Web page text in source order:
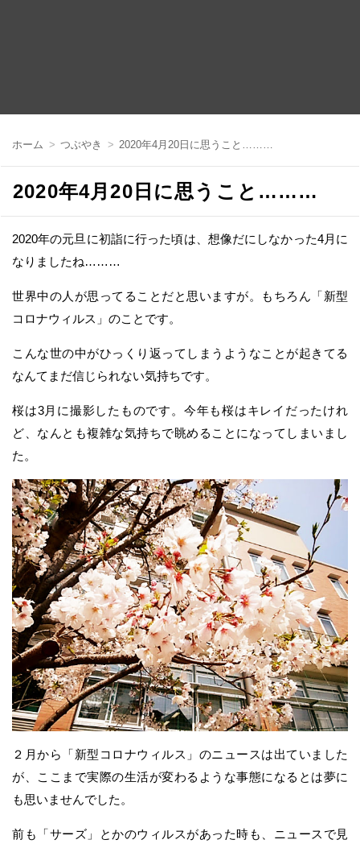
ン
ホーム つぶやき 2020年4月20日に思うこと………
2020年4月20日に思うこと………
2020年の元旦に初詣に行った頃は、想像だにしなかった4月に
なりましたね………
世界中の人が思ってることだと思いますが。もちろん「新型
コロナウィルス」のことです。
こんな世の中がひっくり返ってしまうようなことが起きてる
なんてまだ信じられない気持ちです。
桜は3月に撮影したものです。今年も桜はキレイだったけれ
ど、なんとも複雑な気持ちで眺めることになってしまいまし
た。
２月から「新型コロナウィルス」のニュースは出ていました
が、ここまで実際の生活が変わるような事態になるとは夢に
も思いませんでした。
前も「サーズ」とかのウィルスがあった時も、ニュースで見